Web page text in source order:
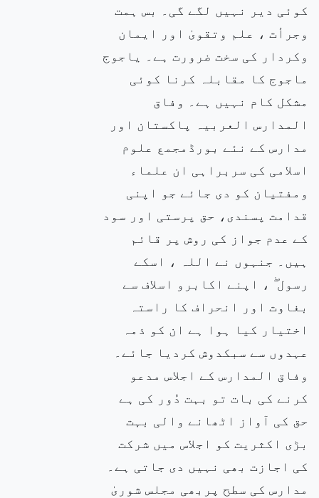
کوئی دیر نہیں لگے گی۔ بس ہمت
وجرأت ، علم وتقویٰ اور ایمان
وکردار کی سخت ضرورت ہے۔ یاجوج
ماجوج کا مقابلہ کرنا کوئی
مشکل کام نہیں ہے۔ وفاق
المدارس العربیہ پاکستان اور
مدارس کے نئے بورڈمجمع علوم
اسلامی کی سربراہی ان علماء
ومفتیان کو دی جائے جو اپنی
قدامت پسندی، حق پرستی اور سود
کے عدم جواز کی روش پر قائم
ہیں۔ جنہوں نے اللہ ، اسکے
رسول ۖ ، اپنے اکابرو اسلاف سے
بغاوت اور انحراف کا راستہ
اختیار کیا ہوا ہے ان کو ذمہ
عہدوں سے سبکدوش کردیا جائے۔
وفاق المدارس کے اجلاس مدعو
کرنے کی بات تو بہت دُور کی ہے
حق کی آواز اٹھانے والی بہت
بڑی اکثریت کو اجلاس میں شرکت
کی اجازت بھی نہیں دی جاتی ہے۔
مدارس کی سطح پربھی مجلس شوریٰ